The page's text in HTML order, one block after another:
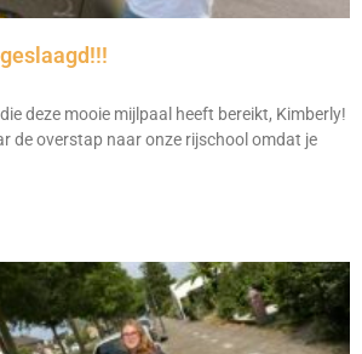
deze mooie mijlpaal heeft bereikt, Kimberly!
de overstap naar onze rijschool omdat je